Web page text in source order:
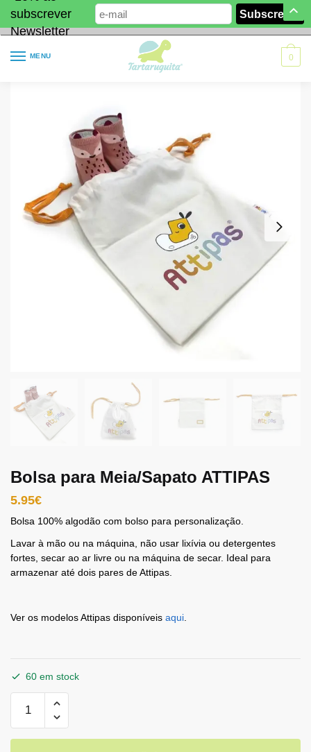
subscrever
Newsletter
MENU 0
Bolsa para Meia/Sapato ATTIPAS
5.95€
Bolsa 100% algodão com bolso para personalização.
Lavar à mão ou na máquina, não usar lixívia ou detergentes
fortes, secar ao ar livre ou na máquina de secar. Ideal para
armazenar até dois pares de Attipas.
Ver os modelos Attipas disponíveis aqui
60 em stock